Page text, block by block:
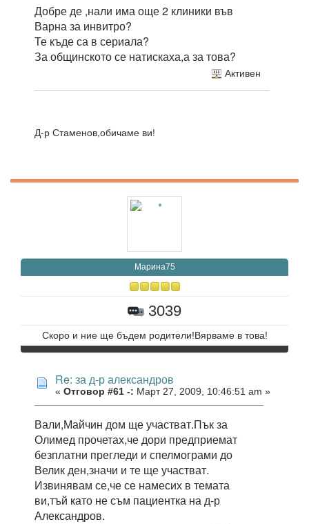
Добре де ,нали има още 2 клиники във
Варна за инвитро?
Те къде са в сериала?
За общинското се натискаха,а за това?
Активен
Д-р Стаменов,обичаме ви!
Марина75
3039
Скоро и ние ще бъдем родители!Вярваме в това!
Re: за д-р александров
« Отговор #61 -: Март 27, 2009, 10:46:51 am »
Вали,Майчин дом ще участват.Пък за
Олимед прочетах,че дори предприемат
безплатни прегледи и спелмограми до
Велик ден,значи и те ще участват.
Извинявам се,че се намесих в темата
ви,тъй като не съм пациентка на д-р
Александров.